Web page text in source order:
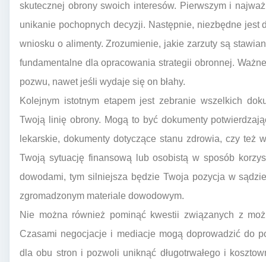
skutecznej obrony swoich interesów. Pierwszym i
unikanie pochopnych decyzji. Następnie, niezbędne jest
wniosku o alimenty. Zrozumienie, jakie zarzuty są
fundamentalne dla opracowania strategii obronnej.
pozwu, nawet jeśli wydaje się on błahy.
Kolejnym istotnym etapem jest zebranie wszelkich
Twoją linię obrony. Mogą to być dokumenty
lekarskie, dokumenty dotyczące stanu zdrowia, czy też
Twoją sytuację finansową lub osobistą w sposób
dowodami, tym silniejsza będzie Twoja pozycja w
zgromadzonym materiale dowodowym.
Nie można również pominąć kwestii związanych z
Czasami negocjacje i mediacje mogą doprowadzić do
dla obu stron i pozwoli uniknąć długotrwałego i